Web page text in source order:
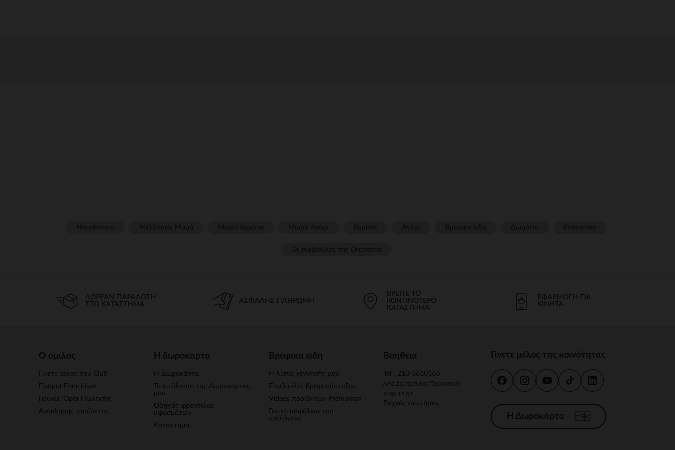
ΔΩΡΕΆΝ ΠΑΡΆΔΟΣΗ
ΣΤΟ ΚΑΤΆΣΤΗΜΑ
ΑΣΦΑΛΉΣ ΠΛΗΡΩΜΉ
ΒΡΕΊΤΕ ΤΟ
ΚΟΝΤΙΝΌΤΕΡΟ
ΚΑΤΆΣΤΗΜΑ
ΕΦΑΡΜΟΓΉ ΓΙΑ
ΚΙΝΗΤΆ
Ο ομιλος
Γίνετε μέλος του Club
Γίνομαι Franchisee
Γενικοί 'Οροι Πώλησης
Ανάκλησης προϊόντος
Η δωροκαρτα
Η Δωροκάρτα
Το υπόλοιπο της Δωροκάρτας
μου
Οδηγός φροντίδας
υφασμάτων
Κατάστημα
Βρεφικα ειδη
Η λίστα γέννησής μου
Συμβουλές βρεφανάπτυξης
Videos προϊόντων Prémaman
Γενική ασφάλεια του
προϊόντος
Βοηθεια
Tel : 210-5610163
Από Δευτέρα έως Παρασκευή
9.00-17.00
Συχνές ερωτήσεις
Γίνετε μέλος της κοινότητας
Η Δωροκάρτα